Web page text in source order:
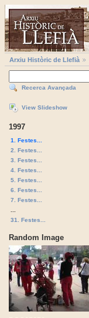
Arxiu Històric de Llefià
Recerca Avançada
View Slideshow
1997
1. Festes...
2. Festes...
3. Festes...
4. Festes...
5. Festes...
6. Festes...
7. Festes...
31. Festes...
Random Image